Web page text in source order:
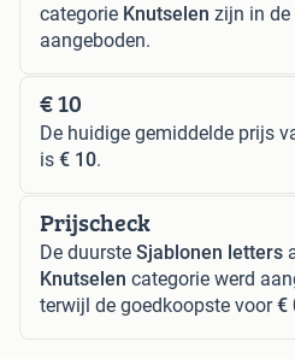
categorie Knutselen zijn in de
aangeboden.
€ 10
De huidige gemiddelde prijs
is € 10.
Prijscheck
De duurste Sjablonen letters
Knutselen categorie werd
terwijl de goedkoopste voor€